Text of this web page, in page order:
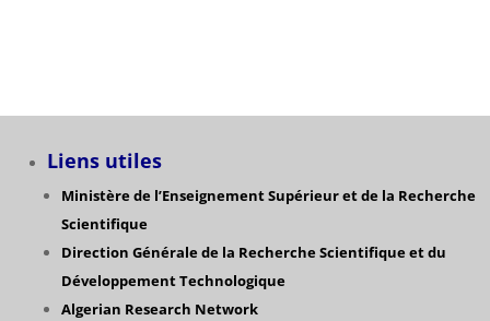
Liens utiles
Ministère de l’Enseignement Supérieur et de la Recherche
Scientifique
Direction Générale de la Recherche Scientifiqueet du
Développement Technologique
Algerian Research Network